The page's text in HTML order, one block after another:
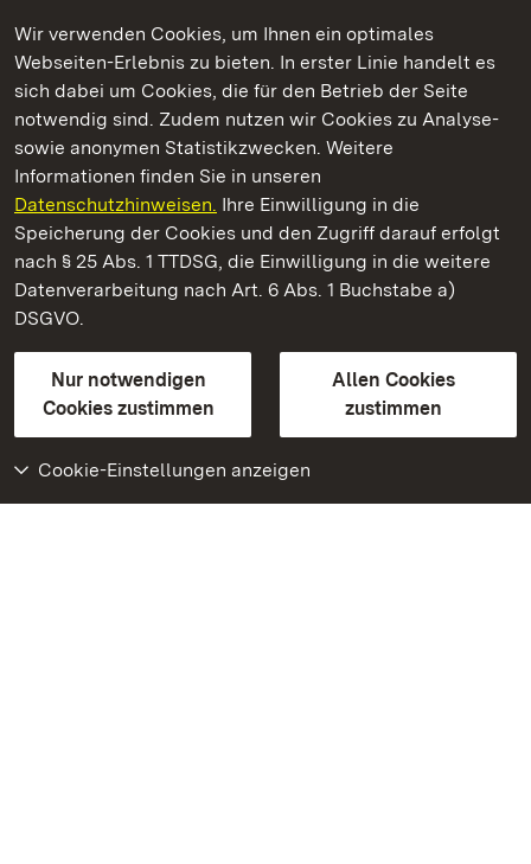
Wir verwenden Cookies, um Ihnen ein optimales
Webseiten-Erlebnis zu bieten. In erster Linie handelt es
sich dabei um Cookies, die für den Betrieb der Seite
notwendig sind. Zudem nutzen wir Cookies zu Analyse-
sowie anonymen Statistikzwecken. Weitere
Informationen finden Sie in unseren
Datenschutzhinweisen. Ihre Einwilligung in die
Speicherung der Cookies und den Zugriff darauf erfolgt
nach § 25 Abs. 1 TTDSG, die Einwilligung in die weitere
Datenverarbeitung nach Art. 6 Abs. 1 Buchstabe a)
DSGVO.
Nur notwendigen
Cookies zustimmen
Allen Cookies
zustimmen
Cookie-Einstellungen anzeigen
Kommen. Staunen. Genießen.
Staatliche Schlösser und Gärten Baden‑Württemberg
Staatliche Schlösser und Gärten Baden-Württemberg
Kontakt
GebärdenspracheLeichte Sprache
Erklärung zur Barrierefreiheit
BITV-konform (geprüfte Seiten)
Weiteres